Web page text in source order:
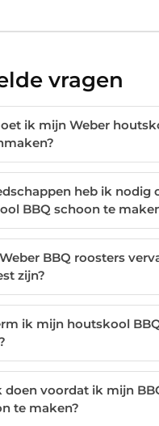
vragen
ik mijn Weber
heb ik nodig
BBQ schoon te
BBQ roosters
zijn?
ik mijn houtskool
doen voordat ik mijn
te maken?